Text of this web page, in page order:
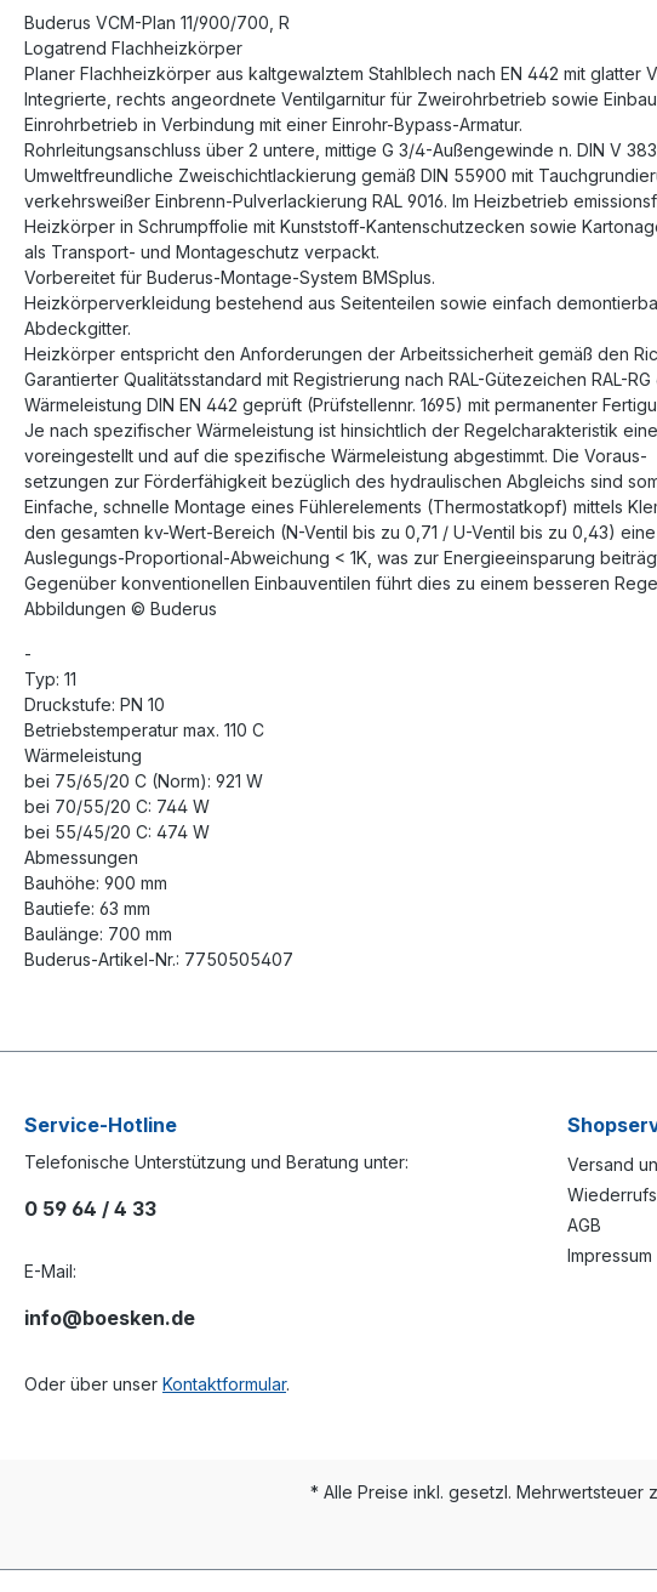
Buderus VCM-Plan 11/900/700, R
Logatrend Flachheizkörper
Planer Flachheizkörper aus kaltgewalztem Stahlblech nach EN 442 mit
Integrierte, rechts angeordnete Ventilgarnitur für Zweirohrbetrieb sowie
Einrohrbetrieb in Verbindung mit einer Einrohr-Bypass-Armatur.
Rohrleitungsanschluss über 2 untere, mittige G 3/4-Außengewinde n. DIN V
Umweltfreundliche Zweischichtlackierung gemäß DIN 55900 mit
verkehrsweißer Einbrenn-Pulverlackierung RAL 9016. Im Heizbetrieb
Heizkörper in Schrumpffolie mit Kunststoff-Kantenschutzecken sowie
als Transport- und Montageschutz verpackt.
Vorbereitet für Buderus-Montage-System BMSplus.
Heizkörperverkleidung bestehend aus Seitenteilen sowie einfach
Abdeckgitter.
Heizkörper entspricht den Anforderungen der Arbeitssicherheit gemäß den
Garantierter Qualitätsstandard mit Registrierung nach RAL-Gütezeichen RAL-RG
Wärmeleistung DIN EN 442 geprüft (Prüfstellennr. 1695) mit permanenter
Je nach spezifischer Wärmeleistung ist hinsichtlich der Regelcharakteristik
voreingestellt und auf die spezifische Wärmeleistung abgestimmt. Die Voraus-
setzungen zur Förderfähigkeit bezüglich des hydraulischen Abgleichs sind
Einfache, schnelle Montage eines Fühlerelements (Thermostatkopf) mittels
den gesamten kv-Wert-Bereich (N-Ventil bis zu 0,71 / U-Ventil bis zu 0,43) eine
Auslegungs-Proportional-Abweichung < 1K, was zur Energieeinsparung
Gegenüber konventionellen Einbauventilen führt dies zu einem besseren
Abbildungen © Buderus
-
Typ: 11
Druckstufe: PN 10
Betriebstemperatur max. 110 C
Wärmeleistung
bei 75/65/20 C (Norm): 921 W
bei 70/55/20 C: 744 W
bei 55/45/20 C: 474 W
Abmessungen
Bauhöhe: 900 mm
Bautiefe: 63 mm
Baulänge: 700 mm
Buderus-Artikel-Nr.: 7750505407
Service-Hotline
Telefonische Unterstützung und Beratung unter:
0 59 64 / 4 33
E-Mail:
info@boesken.de
Oder über unser Kontaktformular.
Versand
AGB
Impressum
* Alle Preise inkl. gesetzl. Mehrwertsteuer